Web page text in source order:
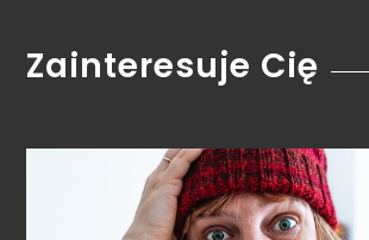
Zainteresuje Cię